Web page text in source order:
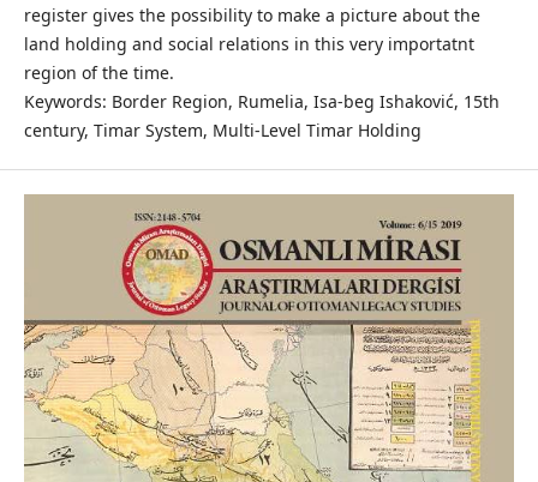
register gives the possibility to make a picture about the
land holding and social relations in this very importatnt
region of the time.
Keywords: Border Region, Rumelia, Isa-beg Ishaković, 15th
century, Timar System, Multi-Level Timar Holding